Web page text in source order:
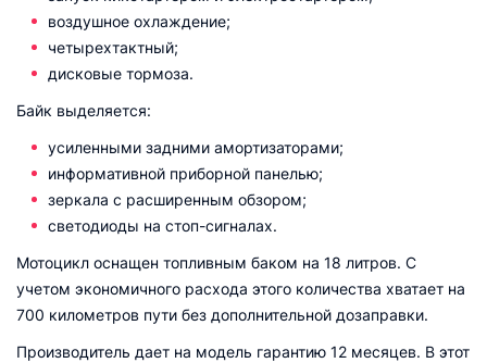
воздушное охлаждение;
четырехтактный;
дисковые тормоза.
Байк выделяется:
усиленными задними амортизаторами;
информативной приборной панелью;
зеркала с расширенным обзором;
светодиоды на стоп-сигналах.
Мотоцикл оснащен топливным баком на 18 литров. С
учетом экономичного расхода этого количества хватает на
700 километров пути без дополнительной дозаправки.
Производитель дает на модель гарантию 12 месяцев. В этот